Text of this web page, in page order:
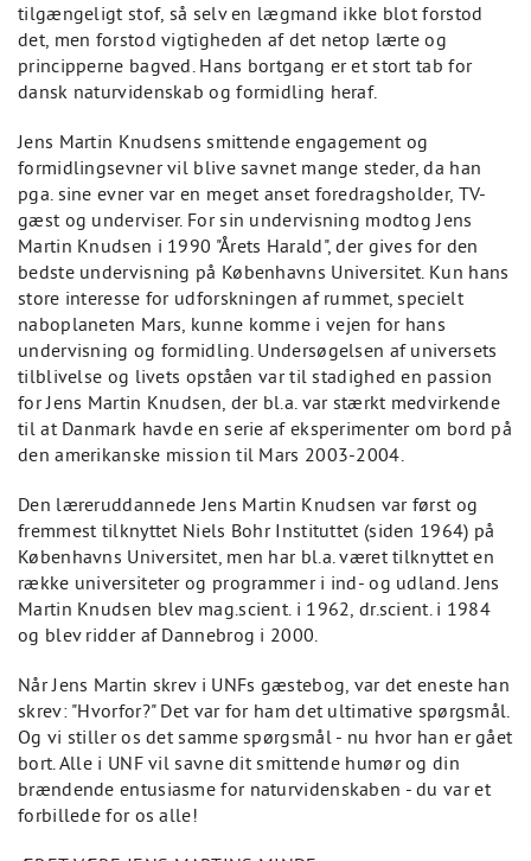
tilgængeligt stof, så selv en lægmand ikke blot forstod
det, men forstod vigtigheden af det netop lærte og
principperne bagved. Hans bortgang er et stort tab for
dansk naturvidenskab og formidling heraf.
Jens Martin Knudsens smittende engagement og
formidlingsevner vil blive savnet mange steder, da han
pga. sine evner var en meget anset foredragsholder, TV-
gæst og underviser. For sin undervisning modtog Jens
Martin Knudsen i 1990 "Årets Harald", der gives for den
bedste undervisning på Københavns Universitet. Kun hans
store interesse for udforskningen af rummet, specielt
naboplaneten Mars, kunne komme i vejen for hans
undervisning og formidling. Undersøgelsen af universets
tilblivelse og livets opståen var til stadighed en passion
for Jens Martin Knudsen, der bl.a. var stærkt medvirkende
til at Danmark havde en serie af eksperimenter om bord på
den amerikanske mission til Mars 2003-2004.
Den læreruddannede Jens Martin Knudsen var først og
fremmest tilknyttet Niels Bohr Instituttet (siden 1964) på
Københavns Universitet, men har bl.a. været tilknyttet en
række universiteter og programmer i ind- og udland. Jens
Martin Knudsen blev mag.scient. i 1962, dr.scient. i 1984
og blev ridder af Dannebrog i 2000.
Når Jens Martin skrev i UNFs gæstebog, var det eneste han
skrev: "Hvorfor?" Det var for ham det ultimative spørgsmål.
Og vi stiller os det samme spørgsmål - nu hvor han er gået
bort. Alle i UNF vil savne dit smittende humør og din
brændende entusiasme for naturvidenskaben - du var et
forbillede for os alle!